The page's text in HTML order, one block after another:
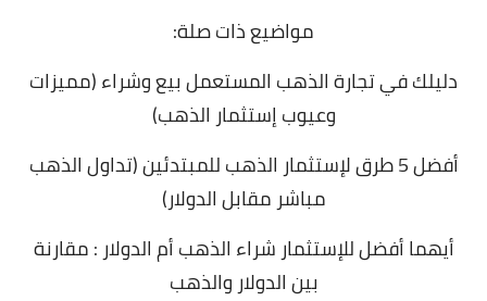
مواضيع ذات صلة:
دليلك في تجارة الذهب المستعمل بيع وشراء (مميزات
وعيوب إستثمار الذهب)
أفضل 5 طرق لإستثمار الذهب للمبتدئين (تداول الذهب
مباشر مقابل الدولار)
أيهما أفضل للإستثمار شراء الذهب أم الدولار : مقارنة
بين الدولار والذهب